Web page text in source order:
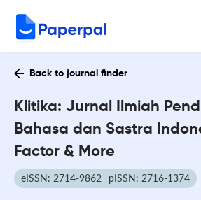
Back to journal finder
Klitika: Jurnal Ilmiah
Bahasa dan Sastra
Factor & More
eISSN: 2714-9862 pISSN: 2716-1374